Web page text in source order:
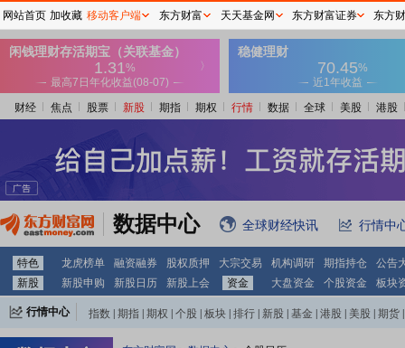
财经 焦点 股票 新股 期指 期权 行情 数据 全球 美股 港股
数据中心 全球财经快讯 行情中
特色 龙虎榜单 融资融券 股权质押 大宗交易 机构调研 期指持仓
公告
新股
新股申购 新股日历 新股上会 资金 大盘资金 个股资金 板块
行情中心 指数 期指 期权 个股 板块 排行 新股 基金 港股 美股 期货
网站首页 加收藏 移动客户端 东方财富 天天基金网 东方财富证券 东方